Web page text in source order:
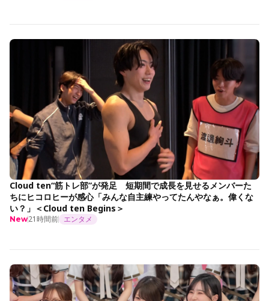
Cloud ten“筋トレ部”が発足 短期間で成長を見せるメンバーた
ちにヒコロヒーが感心「みんな自主練やってたんやなぁ。偉くな
い？」＜Cloud ten Begins＞
New21時間前 エンタメ